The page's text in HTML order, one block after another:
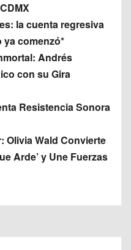
la cuenta regresiva
ya comenzó*
Andrés
con su Gira
Resistencia Sonora
Olivia Wald Convierte
Arde’ y Une Fuerzas